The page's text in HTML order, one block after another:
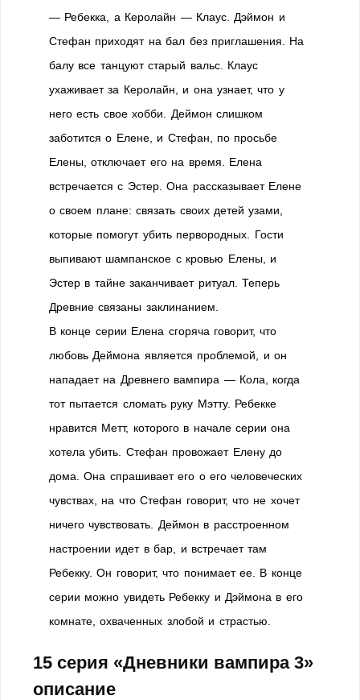
— Ребекка, а Керолайн — Клаус. Дэймон и
Стефан приходят на бал без приглашения. На
балу все танцуют старый вальс. Клаус
ухаживает за Керолайн, и она узнает, что у
него есть свое хобби. Деймон слишком
заботится о Елене, и Стефан, по просьбе
Елены, отключает его на время. Елена
встречается с Эстер. Она рассказывает Елене
о своем плане: связать своих детей узами,
которые помогут убить первородных. Гости
выпивают шампанское с кровью Елены, и
Эстер в тайне заканчивает ритуал. Теперь
Древние связаны заклинанием.
В конце серии Елена сгоряча говорит, что
любовь Деймона является проблемой, и он
нападает на Древнего вампира — Кола, когда
тот пытается сломать руку Мэтту. Ребекке
нравится Метт, которого в начале серии она
хотела убить. Стефан провожает Елену до
дома. Она спрашивает его о его человеческих
чувствах, на что Стефан говорит, что не хочет
ничего чувствовать. Деймон в расстроенном
настроении идет в бар, и встречает там
Ребекку. Он говорит, что понимает ее. В конце
серии можно увидеть Ребекку и Дэймона в его
комнате, охваченных злобой и страстью.
15 серия «Дневники вампира 3»
описание